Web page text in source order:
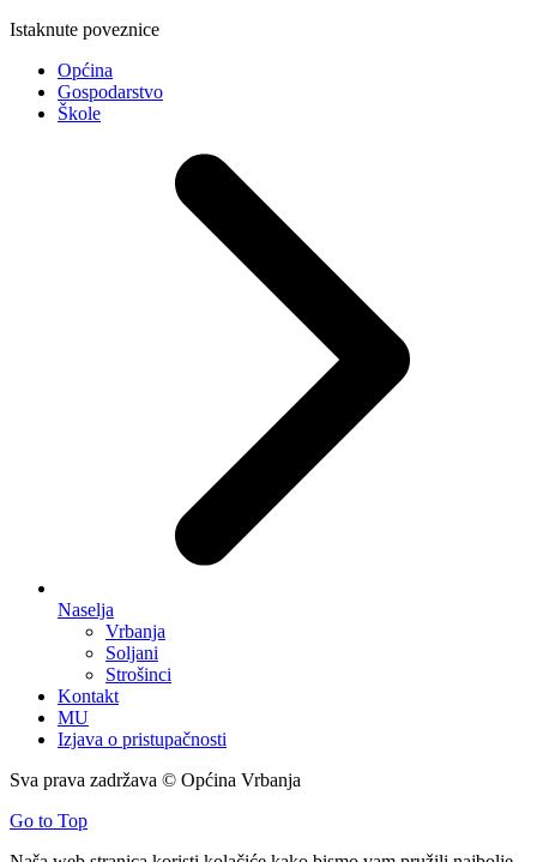
Istaknute poveznice
Općina
Gospodarstvo
Škole
Naselja
Vrbanja
Soljani
Strošinci
Kontakt
MU
Izjava o pristupačnosti
Sva prava zadržava © Općina Vrbanja
Go to Top